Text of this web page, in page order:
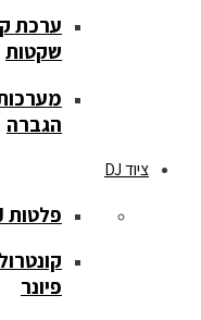
ערכת
שקטות
מערכות
הגברה
ציוד DJ
פלטות DJ
פיונר